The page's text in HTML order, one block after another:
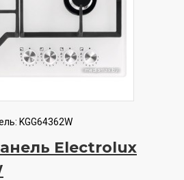
KGG64362W
Electrolux